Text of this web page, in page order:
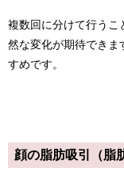
複数回に分けて行うこ
然な変化が期待できま
すめです。
顔の脂肪吸引（脂